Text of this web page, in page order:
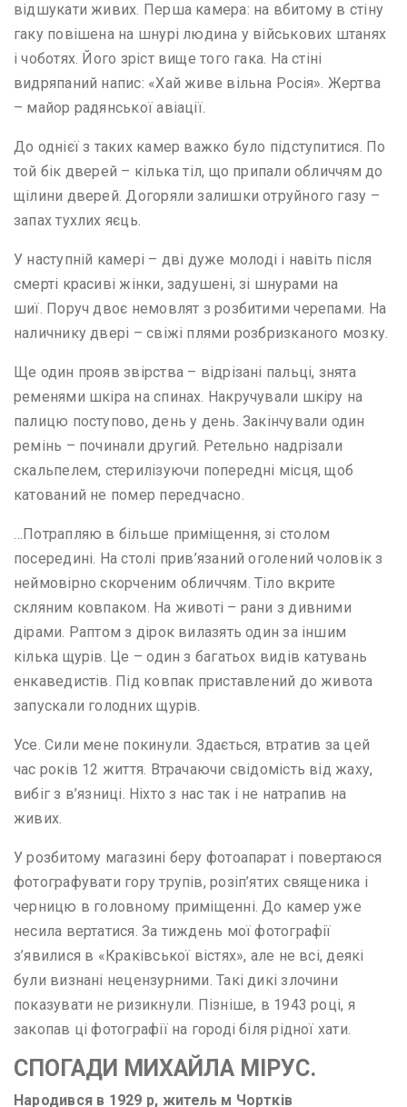
відшукати живих. Перша камера: на вбитому в стіну
гаку повішена на шнурі людина у військових штанях
і чоботях. Його зріст вище того гака. На стіні
видряпаний напис: «Хай живе вільна Росія». Жертва
– майор радянської авіації.
До однієї з таких камер важко було підступитися. По
той бік дверей – кілька тіл, що припали обличчям до
щілини дверей. Догоряли залишки отруйного газу –
запах тухлих яєць.
У наступній камері – дві дуже молоді і навіть після
смерті красиві жінки, задушені, зі шнурами на
шиї. Поруч двоє немовлят з розбитими черепами. На
наличнику двері – свіжі плями розбризканого мозку.
Ще один прояв звірства – відрізані пальці, знята
ременями шкіра на спинах. Накручували шкіру на
палицю поступово, день у день. Закінчували один
ремінь – починали другий. Ретельно надрізали
скальпелем, стерилізуючи попередні місця, щоб
катований не помер передчасно.
…Потрапляю в більше приміщення, зі столом
посередині. На столі прив’язаний оголений чоловік з
неймовірно скорченим обличчям. Тіло вкрите
скляним ковпаком. На животі – рани з дивними
дірами. Раптом з дірок вилазять один за іншим
кілька щурів. Це – один з багатьох видів катувань
енкаведистів. Під ковпак приставлений до живота
запускали голодних щурів.
Усе. Сили мене покинули. Здається, втратив за цей
час років 12 життя. Втрачаючи свідомість від жаху,
вибіг з в’язниці. Ніхто з нас так і не натрапив на
живих.
У розбитому магазині беру фотоапарат і повертаюся
фотографувати гору трупів, розіп’ятих священика і
черницю в головному приміщенні. До камер уже
несила вертатися. За тиждень мої фотографії
з’явилися в «Краківської вістях», але не всі, деякі
були визнані нецензурними. Такі дикі злочини
показувати не ризикнули. Пізніше, в 1943 році, я
закопав ці фотографії на городі біля рідної хати.
СПОГАДИ МИХАЙЛА МІРУС.
Народився в 1929 р, житель м Чортків